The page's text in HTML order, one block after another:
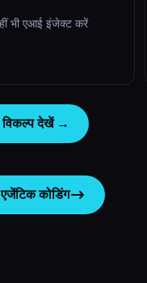
भी एआई इंजेक्ट करें
विकल्प देखें →
एजेंटिक कोडिंग